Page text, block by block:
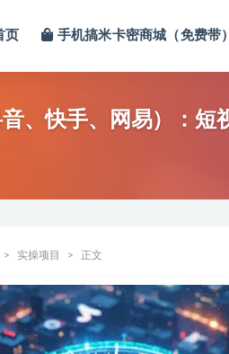
页 手机搞米卡密商城（免费带）
、快手、网易）：短
实操项目 正文